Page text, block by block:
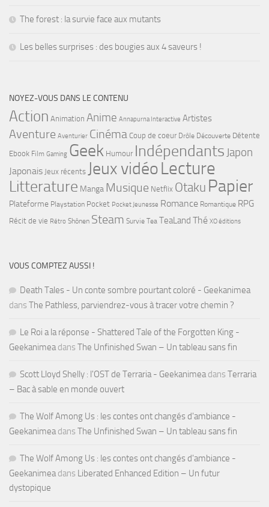
The forest : la survie face aux mutants
Les belles surprises : des bougies aux 4 saveurs !
NOYEZ-VOUS DANS LE CONTENU
Action Animation Anime Annapurna Interactive Artistes
Aventure Aventurier Cinéma Coup de coeur Drôle Découverte Détente
Ebook Film Gaming Geek Humour Indépendants Japon
Japonais Jeux récents Jeux vidéoLecture
Litterature Manga Musique Netflix Otaku Papier
Plateforme Playstation Pocket Pocket Jeunesse Romance Romantique RPG
Récit de vie Rétro Shônen Steam Survie Tea TeaLand Thé XO éditions
VOUS COMPTEZ AUSSI !
Death Tales - Un conte sombre pourtant coloré - Geekanimea
dans The Pathless, parviendrez-vous à tracer votre chemin ?
Le Roi a la réponse - Shattered Tale of the Forgotten King -
Geekanimeadans The Unfinished Swan – Un tableau sans fin
Scott Lloyd Shelly : l'OST de Terraria - Geekanimeadans Terraria
– Bac à sable en monde ouvert
The Wolf Among Us : les contes ont changés d'ambiance -
Geekanimeadans The Unfinished Swan – Un tableau sans fin
The Wolf Among Us : les contes ont changés d'ambiance -
Geekanimeadans Liberated Enhanced Edition – Un futur
dystopique